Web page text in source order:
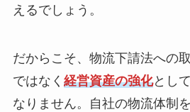
えるでしょう。
だからこそ、物流下請法への
ではなく 経営資産の強化とし
なりません。自社の物流体制